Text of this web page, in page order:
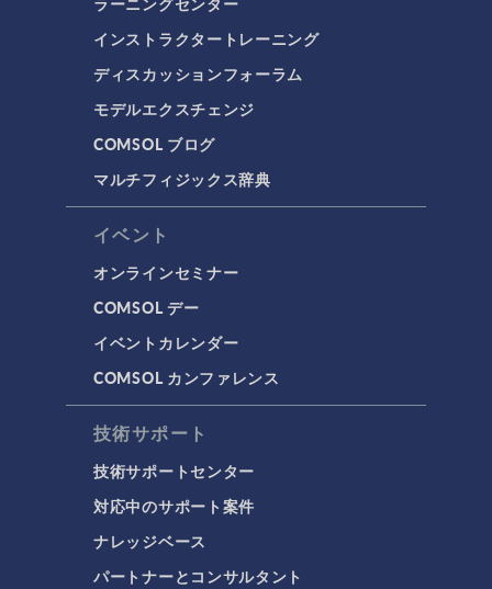
インストラクタートレーニング
ディスカッションフォーラム
モデルエクスチェンジ
COMSOL ブログ
マルチフィジックス辞典
イベント
オンラインセミナー
COMSOL デー
イベントカレンダー
COMSOL カンファレンス
技術サポート
技術サポートセンター
対応中のサポート案件
ナレッジベース
パートナーとコンサルタント